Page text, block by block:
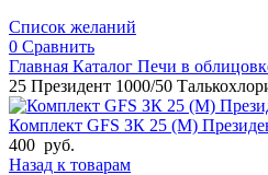
Список желаний
0 Сравнить
Главная Каталог Печи в
25 Президент 1000/50
Комплект GFS ЗК 25 (М)
400 руб.
Назад к товарам